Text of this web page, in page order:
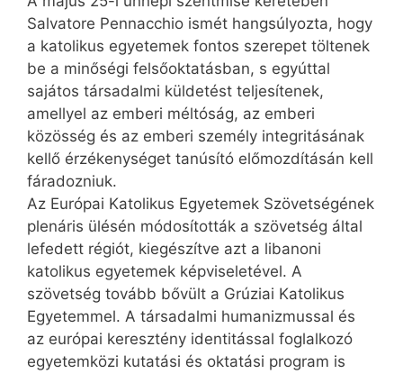
Salvatore Pennacchio ismét hangsúlyozta, hogy
a katolikus egyetemek fontos szerepet töltenek
be a minőségi felsőoktatásban, s egyúttal
sajátos társadalmi küldetést teljesítenek,
amellyel az emberi méltóság, az emberi
közösség és az emberi személy integritásának
kellő érzékenységet tanúsító előmozdításán kell
fáradozniuk.
Az Európai Katolikus Egyetemek Szövetségének
plenáris ülésén módosították a szövetség által
lefedett régiót, kiegészítve azt a libanoni
katolikus egyetemek képviseletével. A
szövetség tovább bővült a Grúziai Katolikus
Egyetemmel. A társadalmi humanizmussal és
az európai keresztény identitással foglalkozó
egyetemközi kutatási és oktatási program is